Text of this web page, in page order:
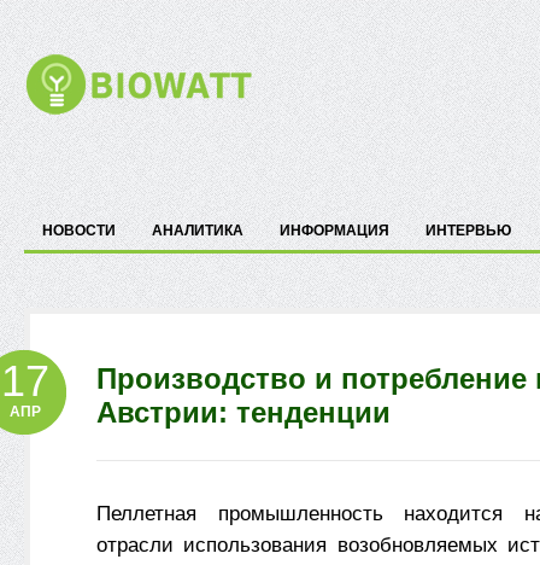
НОВОСТИ АНАЛИТИКА ИНФОРМАЦИЯ ИНТЕРВЬЮ
Производство и потребление
Австрии: тенденции
17
АПР
Пеллетная промышленность находится
отрасли использования возобновляемых